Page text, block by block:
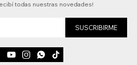
todas nuestras novedades!
SUSCRIBIRME
   